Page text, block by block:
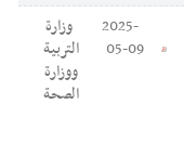
2025-
05-09
وزارة
التربية
ووزارة
الصحة